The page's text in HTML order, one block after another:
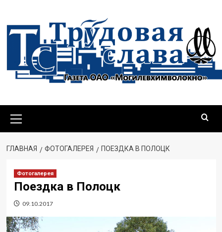
содержимому
меню
ГЛАВНАЯ ФОТОГАЛЕРЕЯ ПОЕЗДКА В ПОЛОЦК
Фотогалерея
Поездка в Полоцк
09.10.2017